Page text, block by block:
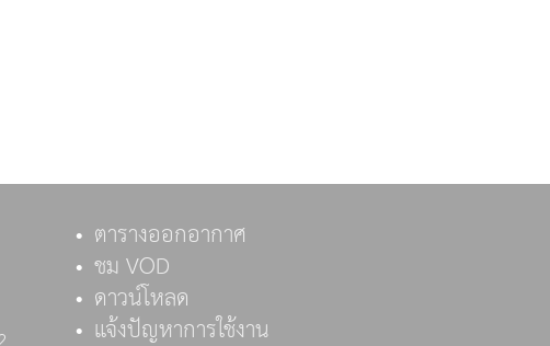
ตารางออกอากาศ
ชม VOD
ดาวน์โหลด
แจ้งปัญหาการใช้งาน